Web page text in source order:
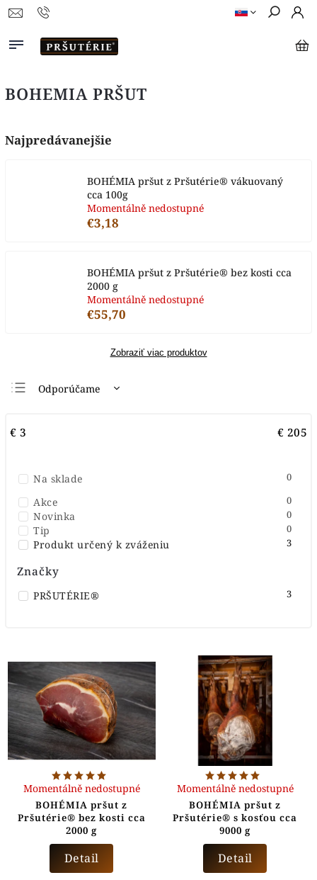
BOHEMIA PRŠUT
Najpredávanejšie
BOHÉMIA pršut z Pršutérie® vákuovaný
cca 100g
Momentálně nedostupné
€3,18
BOHÉMIA pršut z Pršutérie® bez kosti cca
2000 g
Momentálně nedostupné
€55,70
Zobraziť viac produktov
Odporúčame
Abecedne
€ 3 € 205
Na sklade 0
Akce 0
Novinka 0
Tip 0
Produkt určený k zváženiu 3
Značky
PRŠUTÉRIE® 3
BOHÉMIA pršut z
Pršutérie® bez kosti cca
2000 g
Momentálně nedostupné
Detail
BOHÉMIA pršut z
Pršutérie® s kosťou cca
9000 g
Momentálně nedostupné
Detail